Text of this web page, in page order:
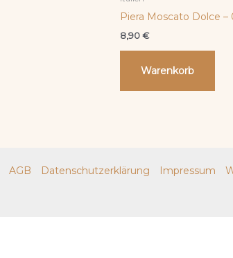
Piera Moscato Dolce –
8,90 €
Warenkorb
AGB Datenschutzerklärung Impressum